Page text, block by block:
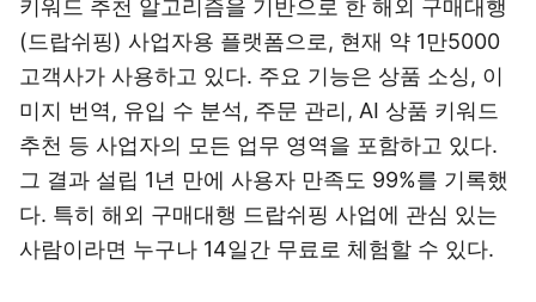
키워드 추천 알고리즘을 기반으로 한 해외 구매대행
(드랍쉬핑) 사업자용 플랫폼으로, 현재 약 1만5000
고객사가 사용하고 있다. 주요 기능은 상품 소싱, 이
미지 번역, 유입 수 분석, 주문 관리, AI 상품 키워드
추천 등 사업자의 모든 업무 영역을 포함하고 있다.
그 결과 설립 1년 만에 사용자 만족도 99%를 기록했
다. 특히 해외 구매대행 드랍쉬핑 사업에 관심 있는
사람이라면 누구나 14일간 무료로 체험할 수 있다.